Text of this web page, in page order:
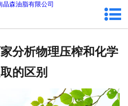
葡萄籽油
分析物理压榨和化学
的区别